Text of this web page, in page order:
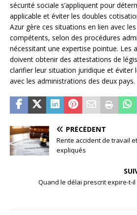
sécurité sociale s’appliquent pour
applicable et éviter les doubles
Azur gère ces situations en lien avec
compétents, selon des procédures
nécessitant une expertise pointue. Les
doivent obtenir des attestations de
clarifier leur situation juridique et éviter
avec les administrations des deux pays.
PRÉCÉDENT
Rente accident de travail
expliqués
Quand le délai prescrit expire-t-